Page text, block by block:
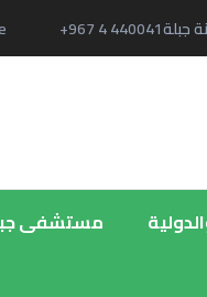
جبلة+967 4 440041
مستشفى